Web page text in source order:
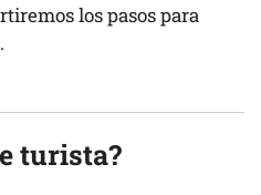
los pasos para
turista?